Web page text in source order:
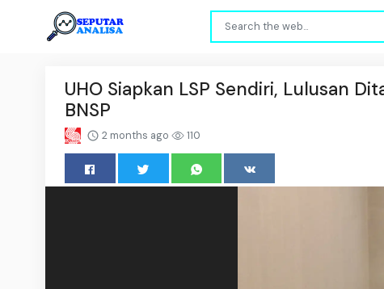
UHO Siapkan LSP Sendiri, Lulusan
BNSP
2 months ago 110